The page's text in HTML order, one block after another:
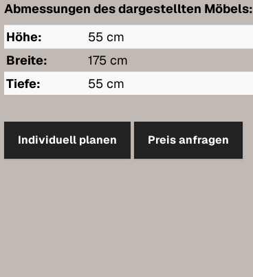
Abmessungen des dargestellten Möbels:
Höhe:
55 cm
Breite:
175 cm
Tiefe:
55 cm
Individuell planen Preis anfragen